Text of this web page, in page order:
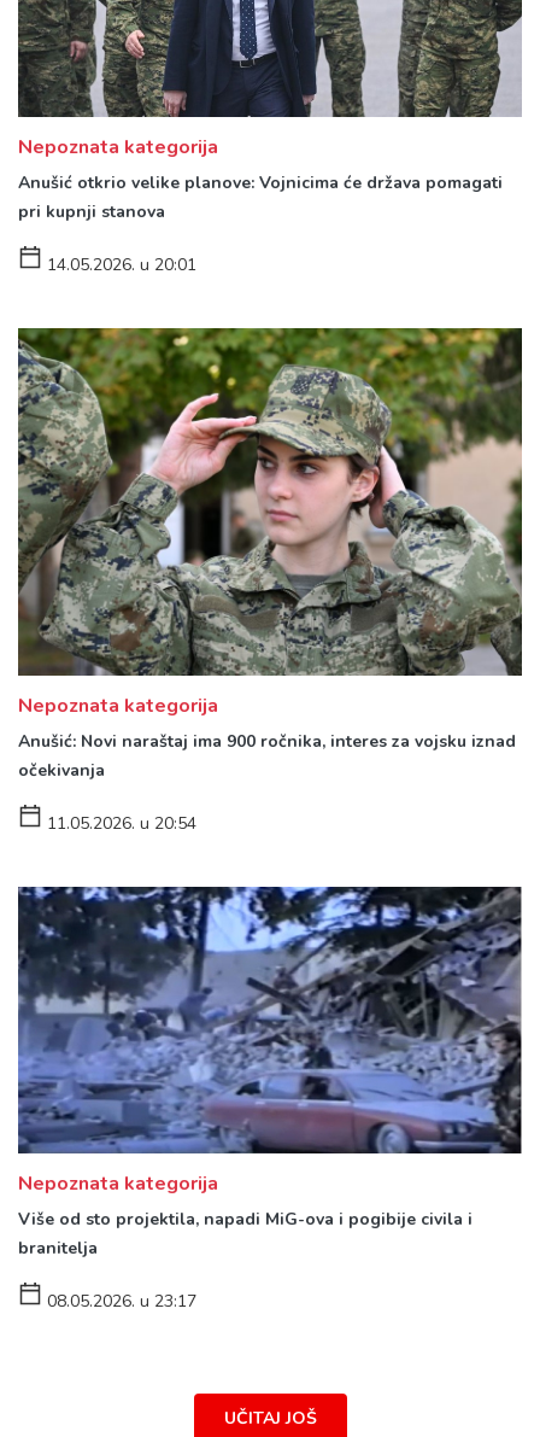
Nepoznata kategorija
Anušić otkrio velike planove: Vojnicima će država pomagati
pri kupnji stanova
14.05.2026. u 20:01
Nepoznata kategorija
Anušić: Novi naraštaj ima 900 ročnika, interes za vojsku iznad
očekivanja
11.05.2026. u 20:54
Nepoznata kategorija
Više od sto projektila, napadi MiG-ova i pogibije civila i
branitelja
08.05.2026. u 23:17
UČITAJ JOŠ